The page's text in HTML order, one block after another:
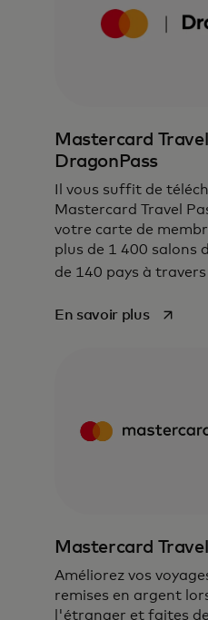
feront vivre des
inoubliables.
Mastercard
DragonPass
Il vous suffit de
Mastercard Travel
votre carte de
plus de 1 400 salons
de 140 pays à
En savoir pluss’ouvre
Mastercard
Améliorez vos
remises en argent
l'étranger et faites